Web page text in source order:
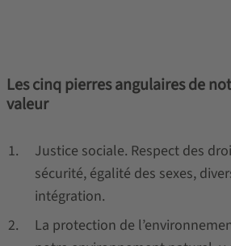
Les cinq pierres angulaires de
valeur
Justice sociale. Respect des
sécurité, égalité des sexes,
intégration.
La protection de